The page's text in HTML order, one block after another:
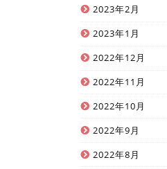
2023年2月
2023年1月
2022年12月
2022年11月
2022年10月
2022年9月
2022年8月